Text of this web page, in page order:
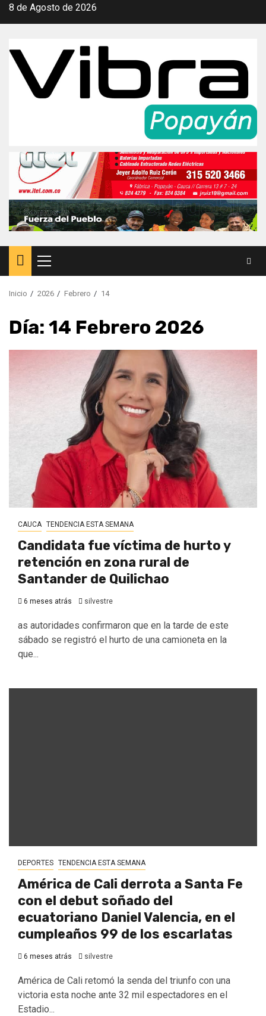
Saltar
8 de Agosto de 2026
Menú
principal
Inicio 2026 Febrero 14
Día: 14 Febrero 2026
CAUCA TENDENCIA ESTA SEMANA
Candidata fue víctima de hurto y
retención en zona rural de
Santander de Quilichao
6 meses atrás silvestre
as autoridades confirmaron que en la tarde de este
sábado se registró el hurto de una camioneta en la
que...
DEPORTES TENDENCIA ESTA SEMANA
América de Cali derrota a Santa Fe
con el debut soñado del
ecuatoriano Daniel Valencia, en el
cumpleaños 99 de los escarlatas
6 meses atrás silvestre
América de Cali retomó la senda del triunfo con una
victoria esta noche ante 32 mil espectadores en el
Estadio...